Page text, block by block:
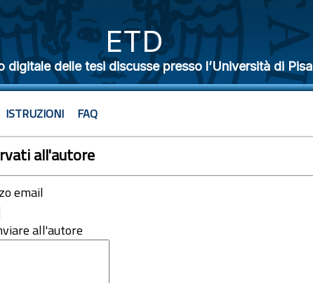
ETD
digitale delle tesi discusse presso l’Università di Pisa
ISTRUZIONI FAQ
all'autore
email
all'autore